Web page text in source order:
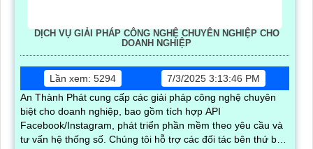
DỊCH VỤ GIẢI PHÁP CÔNG NGHỆ CHUYÊN NGHIỆP CHO
DOANH NGHIỆP
Lần xem: 5294
7/3/2025 3:13:46 PM
An Thành Phát cung cấp các giải pháp công nghệ chuyên
biệt cho doanh nghiệp, bao gồm tích hợp API
Facebook/Instagram, phát triển phần mềm theo yêu cầu và
tư vấn hệ thống số. Chúng tôi hỗ trợ các đối tác bên thứ ba